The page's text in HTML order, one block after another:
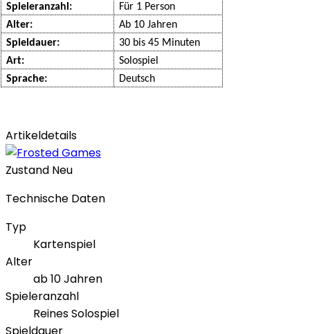
Spieleranzahl:
Für 1 Person
Alter:
Ab 10 Jahren
Spieldauer:
30 bis 45 Minuten
Art:
Solospiel
Sprache:
Deutsch
Artikeldetails
Zustand Neu
Technische Daten
Typ
Kartenspiel
Alter
ab 10 Jahren
Spieleranzahl
Reines Solospiel